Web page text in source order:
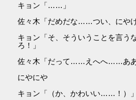
キョン「……」
佐々木「だめだな……つい、にやけ
キョン「そ、そういうことを言う
ろ！」
佐々木「だって……えへへ……ああ
にやにや
キョン「（か、かわいい……！）」